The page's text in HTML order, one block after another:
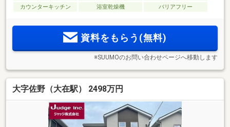
カウンターキッチン
浴室乾燥機 バリアフリー
資料をもらう(無料)
※SUUMOのお問い合わせページへ移動します
大字佐野（大在駅） 2498万円